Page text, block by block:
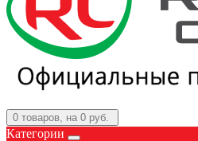
0 товаров, на 0 руб.
Категории